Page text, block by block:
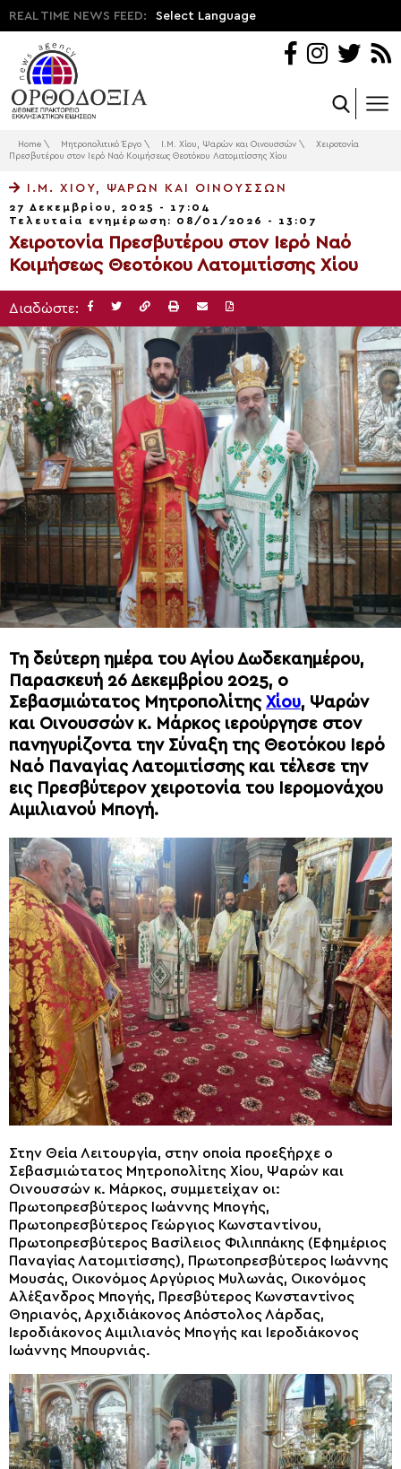
REAL TIME NEWS FEED: Select Language
Home \ Μητροπολιτικό Έργο \ Ι.Μ. Χίου, Ψαρών και Οινουσσών \
Χειροτονία
Πρεσβυτέρου στον Ιερό Ναό Κοιμήσεως Θεοτόκου Λατομιτίσσης Χίου
Ι.Μ. ΧΊΟΥ, ΨΑΡΏΝ ΚΑΙ ΟΙΝΟΥΣΣΏΝ
27 Δεκεμβρίου, 2025 - 17:04
Τελευταία ενημέρωση: 08/01/2026 - 13:07
Χειροτονία Πρεσβυτέρου στον Ιερό Ναό
Κοιμήσεως Θεοτόκου Λατομιτίσσης Χίου
Διαδώστε:
Τη δεύτερη ημέρα του Αγίου Δωδεκαημέρου,
Παρασκευή 26 Δεκεμβρίου 2025, ο
Σεβασμιώτατος Μητροπολίτης Χίου, Ψαρών
και Οινουσσών κ. Μάρκος ιερούργησε στον
πανηγυρίζοντα την Σύναξη της Θεοτόκου Ιερό
Ναό Παναγίας Λατομιτίσσης και τέλεσε την
εις Πρεσβύτερον χειροτονία του Ιερομονάχου
Αιμιλιανού Μπογή.
Στην Θεία Λειτουργία, στην οποία προεξήρχε ο
Σεβασμιώτατος Μητροπολίτης Χίου, Ψαρών και
Οινουσσών κ. Μάρκος, συμμετείχαν οι:
Πρωτοπρεσβύτερος Ιωάννης Μπογής,
Πρωτοπρεσβύτερος Γεώργιος Κωνσταντίνου,
Πρωτοπρεσβύτερος Βασίλειος Φιλιππάκης (Εφημέριος
Παναγίας Λατομιτίσσης), Πρωτοπρεσβύτερος Ιωάννης
Μουσάς, Οικονόμος Αργύριος Μυλωνάς, Οικονόμος
Αλέξανδρος Μπογής, Πρεσβύτερος Κωνσταντίνος
Θηριανός, Αρχιδιάκονος Απόστολος Λάρδας,
Ιεροδιάκονος Αιμιλιανός Μπογής και Ιεροδιάκονος
Ιωάννης Μπουρνιάς.